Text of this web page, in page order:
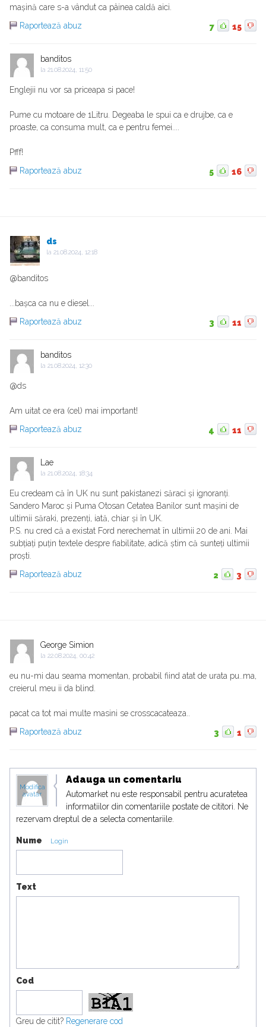
mașină care s-a vândut ca pâinea caldă aici.
Raportează abuz
7 15
banditos
la 21.08.2024, 11:50
Englejii nu vor sa priceapa si pace!
Pume cu motoare de 1Litru. Degeaba le spui ca e drujbe, ca e
proaste, ca consuma mult, ca e pentru femei....
Pfff!
Raportează abuz
5 16
ds
la 21.08.2024, 12:18
@banditos
...bașca ca nu e diesel...
Raportează abuz
3 11
banditos
la 21.08.2024, 12:30
@ds
Am uitat ce era (cel) mai important!
Raportează abuz
4 11
Lae
la 21.08.2024, 18:34
Eu credeam că în UK nu sunt pakistanezi săraci și ignoranți.
Sandero Maroc și Puma Otosan Cetatea Banilor sunt mașini de
ultimii săraki, prezenți, iată, chiar și în UK.
P.S. nu cred că a existat Ford nerechemat în ultimii 20 de ani. Mai
subțiați puțin textele despre fiabilitate, adică știm că sunteți ultimii
proști.
Raportează abuz
2 3
George Simion
la 22.08.2024, 00:42
eu nu-mi dau seama momentan, probabil fiind atat de urata pu..ma,
creierul meu ii da blind.
pacat ca tot mai multe masini se crosscacateaza..
Raportează abuz
3 1
Modifica
avatar
Adauga un comentariu
Automarket nu este responsabil pentru acuratetea
informatiilor din comentariile postate de cititori. Ne
rezervam dreptul de a selecta comentariile.
Nume Login
Text
Cod
Greu de citit? Regenerare cod